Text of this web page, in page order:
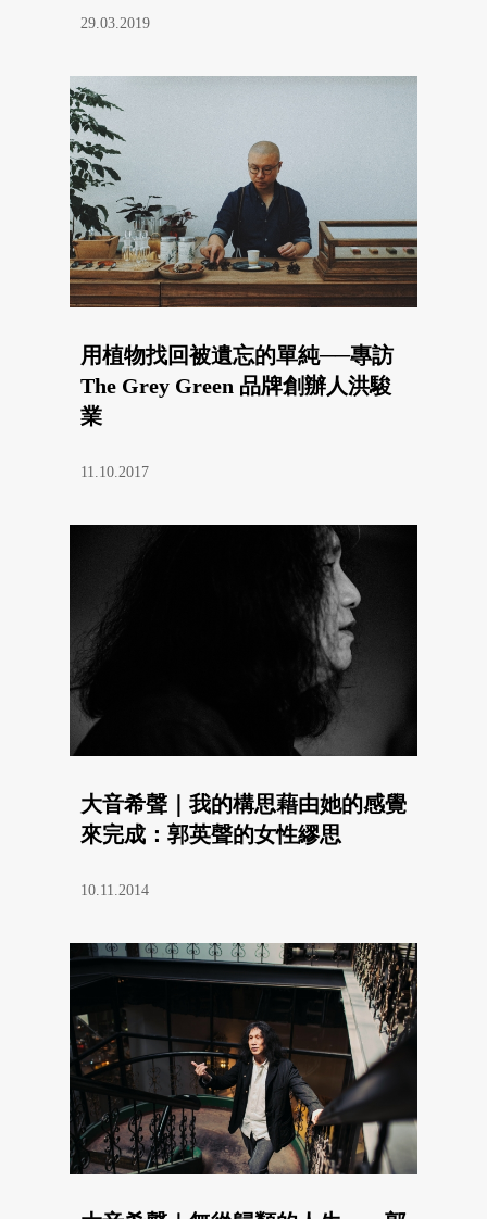
29.03.2019
用植物找回被遺忘的單純──專訪
The Grey Green 品牌創辦人洪駿
業
11.10.2017
大音希聲｜我的構思藉由她的感覺
來完成：郭英聲的女性繆思
10.11.2014